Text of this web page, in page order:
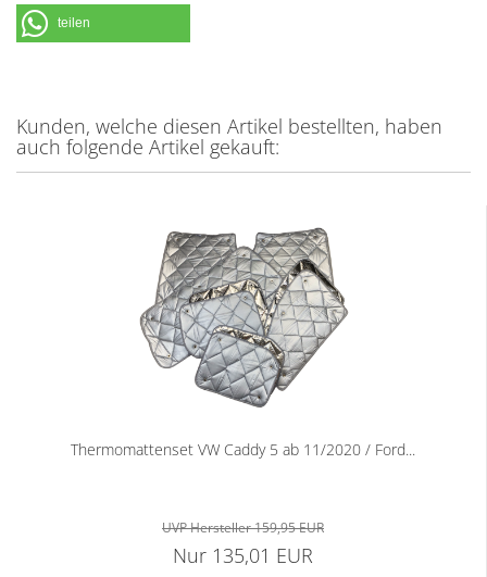
teilen
Kunden, welche diesen Artikel bestellten, haben
auch folgende Artikel gekauft:
Thermomattenset VW Caddy 5 ab 11/2020 / Ford...
UVP Hersteller 159,95 EUR
Nur 135,01 EUR